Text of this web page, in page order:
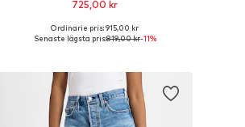
725,00 kr
+ 2
Tillgänglig i många storlekar
Ordinarie pris: 915,00 kr
Senaste lägsta pris:819,00 kr-11%